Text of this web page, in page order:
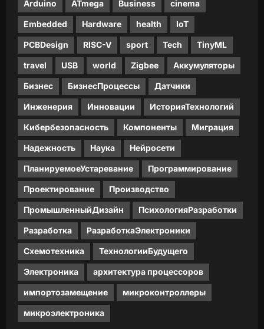
Arduino ATmega Business cinema
Embedded Hardware health IoT
PCBDesign RISC-V sport Tech TinyML
travel USB world Zigbee Аккумуляторы
Бизнес БизнесПроцессы Датчики
Инженерия Инновации ИсторияТехнологий
Кибербезопасность Компоненты Миграция
Надежность Наука Нейросети
ПланируемоеУстаревание Программирование
Проектирование Производство
ПромышленныйДизайн ПсихологияРазработки
Разработка РазработкаЭлектроники
Схемотехника ТехнологииБудущего
Электроника архитектура процессоров
импортозамещение микроконтроллеры
микроэлектроника